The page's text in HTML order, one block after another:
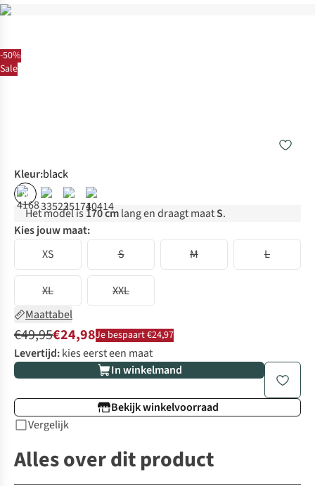
-50%
Sale
Kleur:black
% %
Het model is170 cmlang en draagt maatS.
Kies jouw maat:
XS
S M L
XL
XXL
Maattabel
€49,95€24,98Je bespaart €24,97
Levertijd:kies eerst een maat
In winkelmand
Bekijk winkelvoorraad
Vergelijk
Alles over dit product